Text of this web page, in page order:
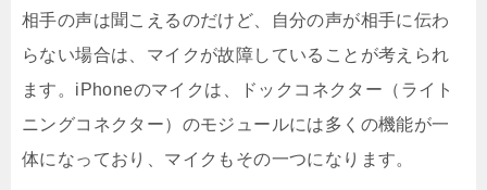
相手の声は聞こえるのだけど、自分の声が相手に伝わ
らない場合は、マイクが故障していることが考えられ
ます。iPhoneのマイクは、ドックコネクター（ライト
ニングコネクター）のモジュールには多くの機能が一
体になっており、マイクもその一つになります。